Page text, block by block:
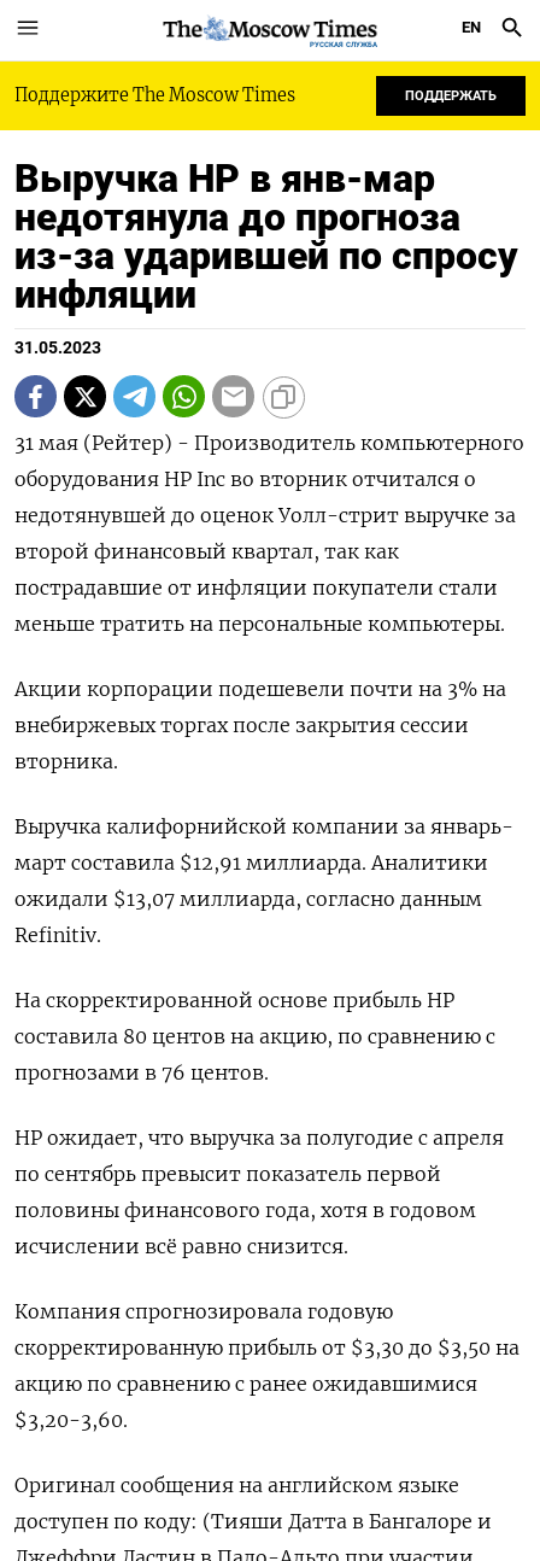
РУССКАЯ СЛУЖБА
EN
Поддержите The Moscow Times ПОДДЕРЖАТЬ
Выручка HP в янв-мар
недотянула до прогноза
из-за ударившей по спросу
инфляции
31.05.2023
31 мая (Рейтер) - Производитель компьютерного
оборудования HP Inc во вторник отчитался о
недотянувшей до оценок Уолл-стрит выручке за
второй финансовый квартал, так как
пострадавшие от инфляции покупатели стали
меньше тратить на персональные компьютеры.
Акции корпорации подешевели почти на 3% на
внебиржевых торгах после закрытия сессии
вторника.
Выручка калифорнийской компании за январь-
март составила $12,91 миллиарда. Аналитики
ожидали $13,07 миллиарда, согласно данным
Refinitiv.
На скорректированной основе прибыль HP
составила 80 центов на акцию, по сравнению с
прогнозами в 76 центов.
HP ожидает, что выручка за полугодие с апреля
по сентябрь превысит показатель первой
половины финансового года, хотя в годовом
исчислении всё равно снизится.
Компания спрогнозировала годовую
скорректированную прибыль от $3,30 до $3,50 на
акцию по сравнению с ранее ожидавшимися
$3,20-3,60.
Оригинал сообщения на английском языке
доступен по коду: (Тияши Датта в Бангалоре и